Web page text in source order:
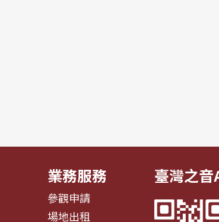
業務服務
參觀申請
場地出租
臺灣之音